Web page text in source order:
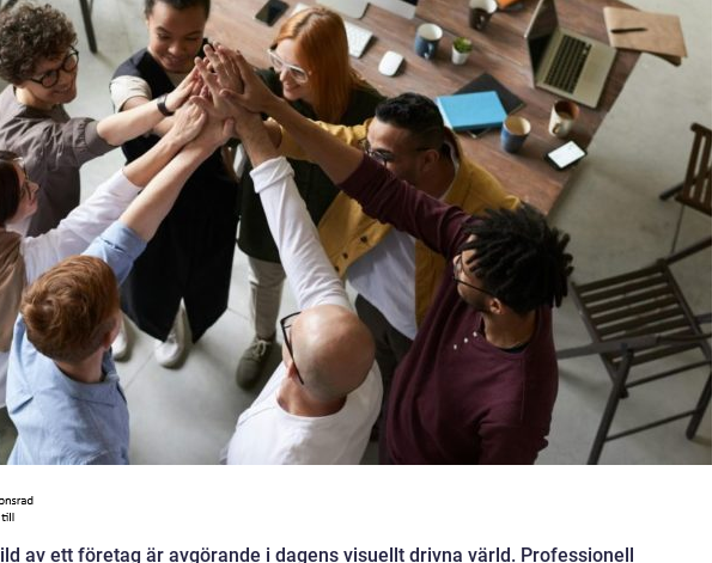
av ett företag är avgörande i dagens visuellt drivna värld. Professionell